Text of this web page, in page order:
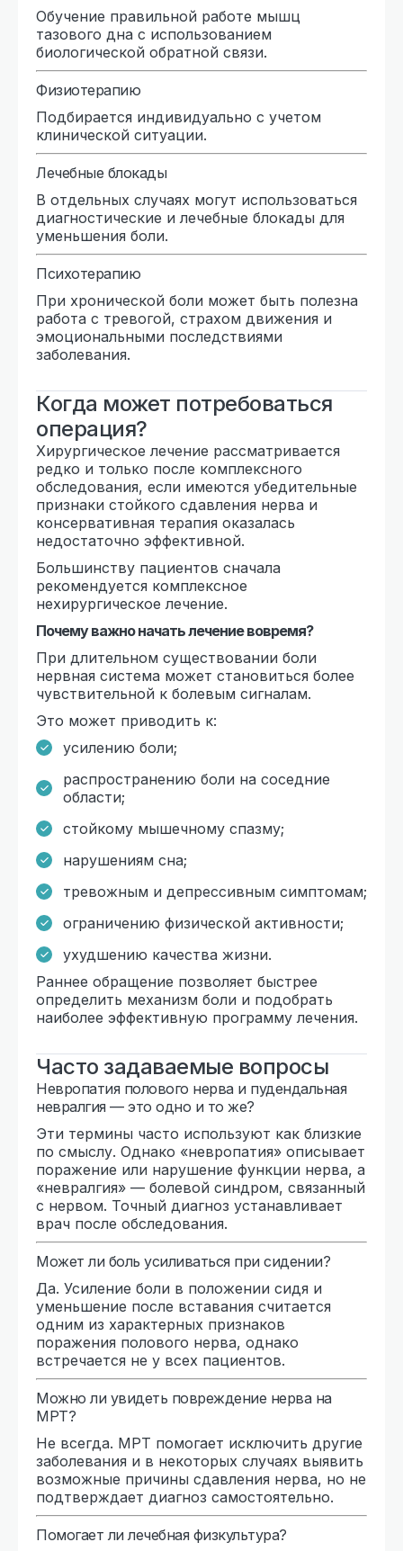
Обучение правильной работе мышц
тазового дна с использованием
биологической обратной связи.
Физиотерапию
Подбирается индивидуально с учетом
клинической ситуации.
Лечебные блокады
В отдельных случаях могут использоваться
диагностические и лечебные блокады для
уменьшения боли.
Психотерапию
При хронической боли может быть полезна
работа с тревогой, страхом движения и
эмоциональными последствиями
заболевания.
Когда может потребоваться
операция?
Хирургическое лечение рассматривается
редко и только после комплексного
обследования, если имеются убедительные
признаки стойкого сдавления нерва и
консервативная терапия оказалась
недостаточно эффективной.
Большинству пациентов сначала
рекомендуется комплексное
нехирургическое лечение.
Почему важно начать лечение вовремя?
При длительном существовании боли
нервная система может становиться более
чувствительной к болевым сигналам.
Это может приводить к:
усилению боли;
распространению боли на соседние
области;
стойкому мышечному спазму;
нарушениям сна;
тревожным и депрессивным симптомам;
ограничению физической активности;
ухудшению качества жизни.
Раннее обращение позволяет быстрее
определить механизм боли и подобрать
наиболее эффективную программу лечения.
Часто задаваемые вопросы
Невропатия полового нерва и пудендальная
невралгия — это одно и то же?
Эти термины часто используют как близкие
по смыслу. Однако «невропатия» описывает
поражение или нарушение функции нерва, а
«невралгия» — болевой синдром, связанный
с нервом. Точный диагноз устанавливает
врач после обследования.
Может ли боль усиливаться при сидении?
Да. Усиление боли в положении сидя и
уменьшение после вставания считается
одним из характерных признаков
поражения полового нерва, однако
встречается не у всех пациентов.
Можно ли увидеть повреждение нерва на
МРТ?
Не всегда. МРТ помогает исключить другие
заболевания и в некоторых случаях выявить
возможные причины сдавления нерва, но не
подтверждает диагноз самостоятельно.
Помогает ли лечебная физкультура?